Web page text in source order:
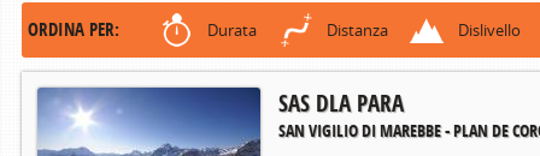
ORDINA PER: Durata Distanza Dislivello
SAS DLA PARA
SAN VIGILIO DI MAREBBE - PLAN DE